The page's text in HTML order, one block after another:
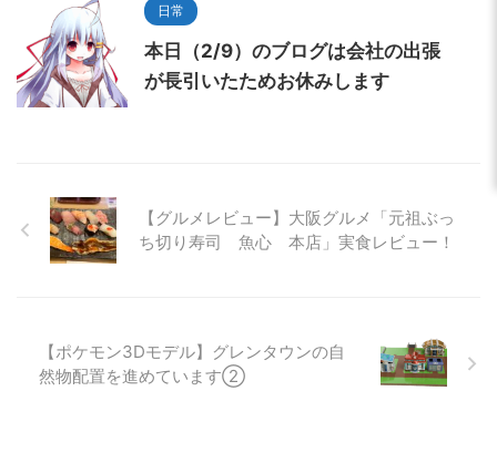
日常
本日（2/9）のブログは会社の出張
が長引いたためお休みします
【グルメレビュー】大阪グルメ「元祖ぶっ
ち切り寿司 魚心 本店」実食レビュー！
【ポケモン3Dモデル】グレンタウンの自
然物配置を進めています②